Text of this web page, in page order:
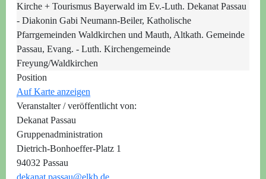
Kirche + Tourismus Bayerwald im Ev.-Luth. Dekanat Passau
- Diakonin Gabi Neumann-Beiler, Katholische
Pfarrgemeinden Waldkirchen und Mauth, Altkath. Gemeinde
Passau, Evang. - Luth. Kirchengemeinde
Freyung/Waldkirchen
Position
Auf Karte anzeigen
Veranstalter / veröffentlicht von:
Dekanat Passau
Gruppenadministration
Dietrich-Bonhoeffer-Platz 1
94032 Passau
dekanat.passau@elkb.de